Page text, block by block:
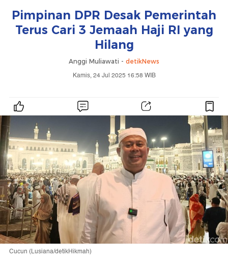
Pimpinan DPR Desak Pemerintah
Terus Cari 3 Jemaah Haji RI yang
Hilang
Anggi Muliawati - detikNews
Kamis, 24 Jul 2025 16:58 WIB
Cucun (Lusiana/detikHikmah)